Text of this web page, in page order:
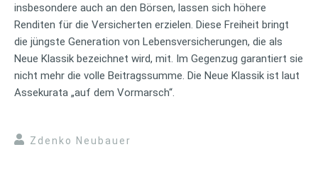
insbesondere auch an den Börsen, lassen sich höhere
Renditen für die Versicherten erzielen. Diese Freiheit bringt
die jüngste Generation von Lebensversicherungen, die als
Neue Klassik bezeichnet wird, mit. Im Gegenzug garantiert sie
nicht mehr die volle Beitragssumme. Die Neue Klassik ist laut
Assekurata „auf dem Vormarsch“.
Zdenko Neubauer